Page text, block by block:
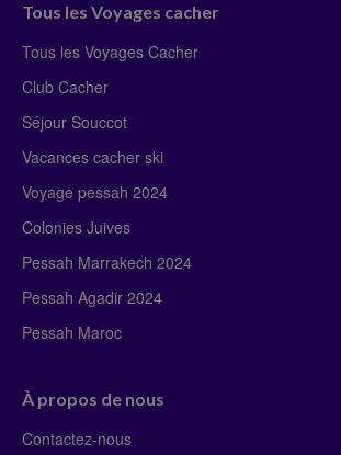
Tous les Voyages cacher
Tous les Voyages Cacher
Club Cacher
Séjour Souccot
Vacances cacher ski
Voyage pessah 2024
Colonies Juives
Pessah Marrakech 2024
Pessah Agadir 2024
Pessah Maroc
À propos de nous
Contactez-nous